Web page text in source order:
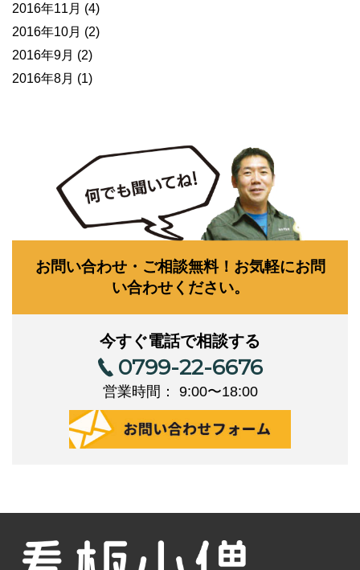
2016年11月 (4)
2016年10月 (2)
2016年9月 (2)
2016年8月 (1)
お問い合わせ・ご相談無料！お気軽にお問
い合わせください。
今すぐ電話で相談する
0799-22-6676
営業時間： 9:00〜18:00